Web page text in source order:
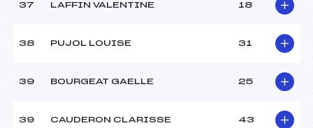
37 LAFFIN VALENTINE 18
38 PUJOL LOUISE 31
39 BOURGEAT GAELLE 25
39 CAUDERON CLARISSE 43